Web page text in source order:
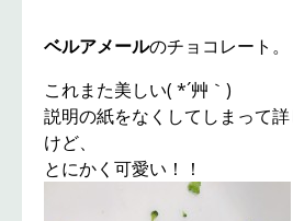
ベルアメールのチョコレート。
これまた美しい( *´艸｀)
説明の紙をなくしてしまって
けど、
とにかく可愛い！！